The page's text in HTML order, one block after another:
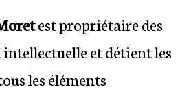
est propriétaire des
et détient les
les éléments